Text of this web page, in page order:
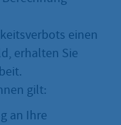
einen
erhalten Sie
gilt:
an Ihre